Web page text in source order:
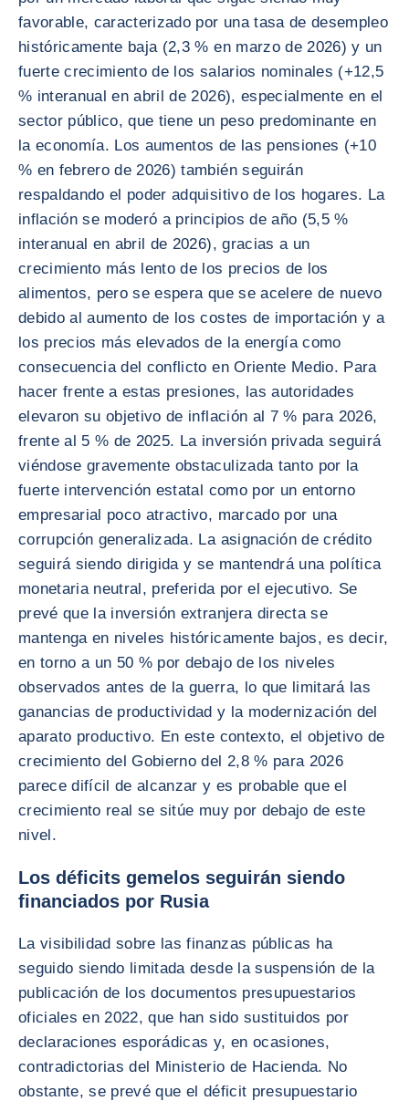
favorable, caracterizado por una tasa de desempleo
históricamente baja (2,3 % en marzo de 2026) y un
fuerte crecimiento de los salarios nominales (+12,5
% interanual en abril de 2026), especialmente en el
sector público, que tiene un peso predominante en
la economía. Los aumentos de las pensiones (+10
% en febrero de 2026) también seguirán
respaldando el poder adquisitivo de los hogares. La
inflación se moderó a principios de año (5,5 %
interanual en abril de 2026), gracias a un
crecimiento más lento de los precios de los
alimentos, pero se espera que se acelere de nuevo
debido al aumento de los costes de importación y a
los precios más elevados de la energía como
consecuencia del conflicto en Oriente Medio. Para
hacer frente a estas presiones, las autoridades
elevaron su objetivo de inflación al 7 % para 2026,
frente al 5 % de 2025. La inversión privada seguirá
viéndose gravemente obstaculizada tanto por la
fuerte intervención estatal como por un entorno
empresarial poco atractivo, marcado por una
corrupción generalizada. La asignación de crédito
seguirá siendo dirigida y se mantendrá una política
monetaria neutral, preferida por el ejecutivo. Se
prevé que la inversión extranjera directa se
mantenga en niveles históricamente bajos, es decir,
en torno a un 50 % por debajo de los niveles
observados antes de la guerra, lo que limitará las
ganancias de productividad y la modernización del
aparato productivo. En este contexto, el objetivo de
crecimiento del Gobierno del 2,8 % para 2026
parece difícil de alcanzar y es probable que el
crecimiento real se sitúe muy por debajo de este
nivel.
Los déficits gemelos seguirán siendo
financiados por Rusia
La visibilidad sobre las finanzas públicas ha
seguido siendo limitada desde la suspensión de la
publicación de los documentos presupuestarios
oficiales en 2022, que han sido sustituidos por
declaraciones esporádicas y, en ocasiones,
contradictorias del Ministerio de Hacienda. No
obstante, se prevé que el déficit presupuestario